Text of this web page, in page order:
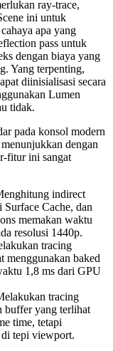
ray-trace,
ini untuk
apa yang
pass untuk
dengan biaya yang
Yang terpenting,
diinisialisasi secara
Lumen
tidak.
pada konsol modern
dengan
fitur ini sangat
indirect
Cache, dan
memakan waktu
resolusi 1440p.
tracing
menggunakan baked
1,8 ms dari GPU
tracing
buffer yang terlihat
time, tetapi
tepi viewport.